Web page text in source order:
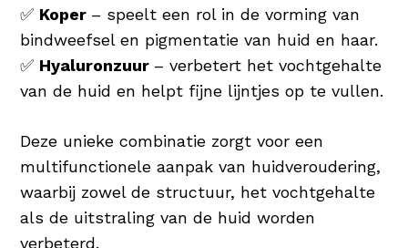
✅ Koper – speelt een rol in de vorming van
bindweefsel en pigmentatie van huid en haar.
✅ Hyaluronzuur – verbetert het vochtgehalte
van de huid en helpt fijne lijntjes op te vullen.
Deze unieke combinatie zorgt voor een
multifunctionele aanpak van huidveroudering,
waarbij zowel de structuur, het vochtgehalte
als de uitstraling van de huid worden
verbeterd.